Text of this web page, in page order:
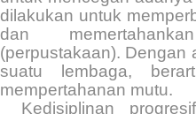
dilakukan untuk
dan
(perpustakaan). Dengan
suatu lembaga,
mempertahanan mutu.
Kedisiplinan